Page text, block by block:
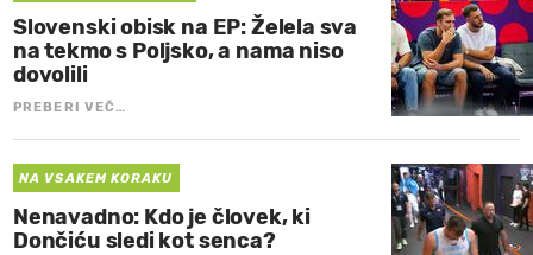
Slovenski obisk na EP: Želela sva
na tekmo s Poljsko, a nama niso
dovolili
PREBERI VEČ…
NA VSAKEM KORAKU
Nenavadno: Kdo je človek, ki
Dončiću sledi kot senca?